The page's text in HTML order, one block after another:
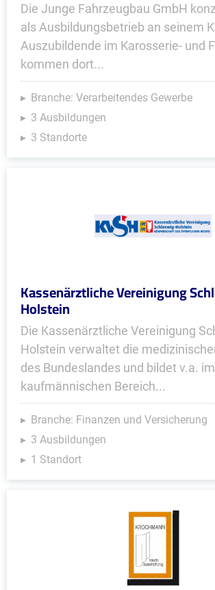
Die Junge Fahrzeugbau GmbH
als Ausbildungsbetrieb an seinem
Auszubildende im Karosserie- und
kommen dort...
Branche: Verarbeitendes Gewerbe
3 Ausbildungen
3 Standorte
Kassenärztliche Vereinigung
Holstein
Die Kassenärztliche Vereinigung
Holstein verwaltet die
des Bundeslandes und bildet v.a. im
kaufmännischen Bereich...
Branche: Finanzen und Versicherung
3 Ausbildungen
1 Standort